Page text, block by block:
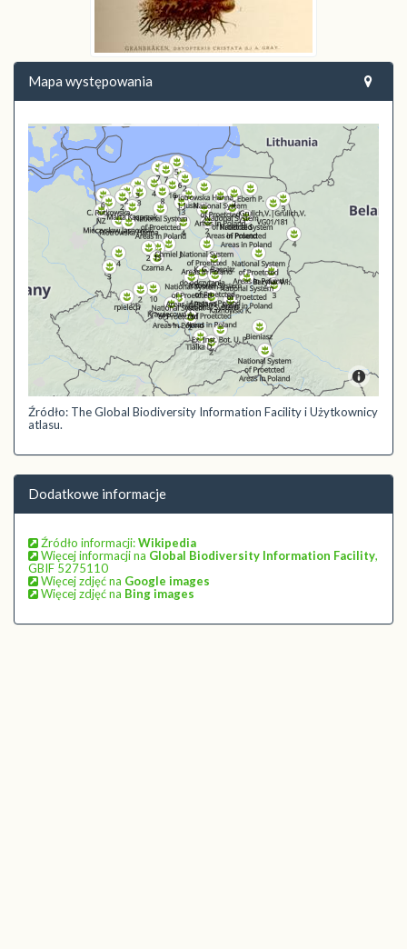
Mapa występowania
Źródło: The Global Biodiversity Information Facility i Użytkownicy
atlasu.
Dodatkowe informacje
Źródło informacji:Wikipedia
Więcej informacji na Global Biodiversity Information Facility,
GBIF 5275110
Więcej zdjęć na Google images
Więcej zdjęć na Bing images